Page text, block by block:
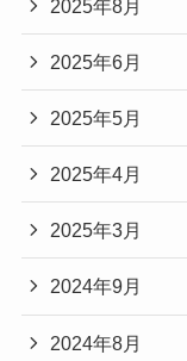
2025年8月
2025年6月
2025年5月
2025年4月
2025年3月
2024年9月
2024年8月